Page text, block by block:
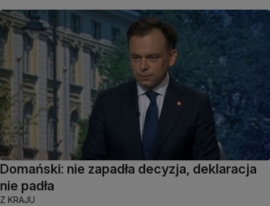
Domański: nie zapadła decyzja, deklaracja
nie padła
Z KRAJU